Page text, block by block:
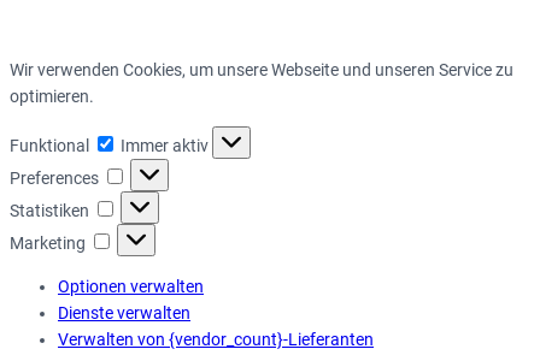
Wir verwenden Cookies, um unsere Webseite und unseren Service zu
optimieren.
Funktional Funktional
Immer aktiv
Preferences
Preferences
Statistiken Statistiken
Marketing Marketing
Optionen verwalten
Dienste verwalten
Verwalten von {vendor_count}-Lieferanten